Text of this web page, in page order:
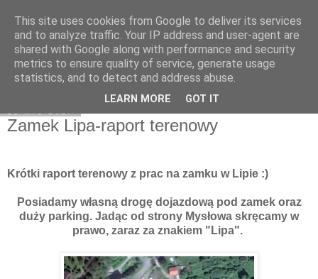
Moje miejsce
Zamek Lipa-raport terenowy
Krótki raport terenowy z prac na zamku w Lipie :)
Posiadamy własną drogę dojazdową pod zamek oraz
duży parking. Jadąc od strony Mysłowa skręcamy w
prawo, zaraz za znakiem "Lipa".
This site uses cookies from Google to deliver its services
and to analyze traffic. Your IP address and user-agent are
shared with Google along with performance and security
metrics to ensure quality of service, generate usage
statistics, and to detect and address abuse.
LEARN MORE GOT IT